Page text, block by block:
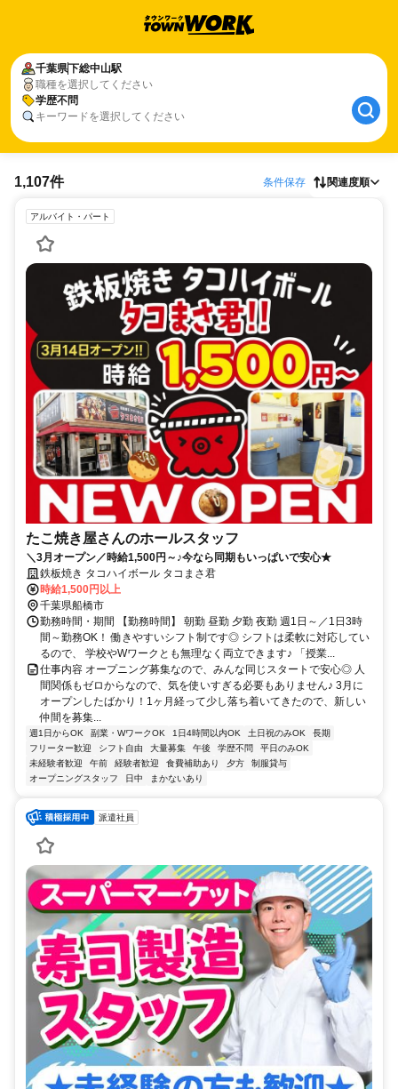
千葉県下総中山駅
職種を選択してください
学歴不問
キーワードを選択してください
1,107件 条件保存 関連度順
アルバイト・パート
たこ焼き屋さんのホールスタッフ
＼3月オープン／時給1,500円～♪今なら同期もいっぱいで安心★
鉄板焼き タコハイボール タコまさ君
時給1,500円以上
千葉県船橋市
勤務時間・期間 【勤務時間】 朝勤 昼勤 夕勤 夜勤 週1日～／1日3時
間～勤務OK！ 働きやすいシフト制です◎ シフトは柔軟に対応してい
るので、 学校やWワークとも無理なく両立できます♪ 「授業...
仕事内容 オープニング募集なので、みんな同じスタートで安心◎ 人
間関係もゼロからなので、気を使いすぎる必要もありません♪ 3月に
オープンしたばかり！1ヶ月経って少し落ち着いてきたので、新しい
仲間を募集...
週1日からOK 副業・WワークOK 1日4時間以内OK 土日祝のみOK
長期
フリーター歓迎
シフト自由 大量募集 午後 学歴不問
平日のみOK
未経験者歓迎
午前 経験者歓迎 食費補助あり 夕方
制服貸与
オープニングスタッフ
日中 まかないあり
派遣社員